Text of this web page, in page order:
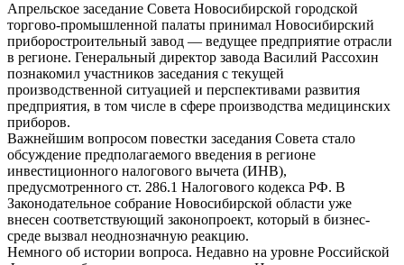
Апрельское заседание Совета Новосибирской городской
торгово-промышленной палаты принимал Новосибирский
приборостроительный завод — ведущее предприятие отрасли
в регионе. Генеральный директор завода Василий Рассохин
познакомил участников заседания с текущей
производственной ситуацией и перспективами развития
предприятия, в том числе в сфере производства медицинских
приборов.
Важнейшим вопросом повестки заседания Совета стало
обсуждение предполагаемого введения в регионе
инвестиционного налогового вычета (ИНВ),
предусмотренного ст. 286.1 Налогового кодекса РФ. В
Законодательное собрание Новосибирской области уже
внесен соответствующий законопроект, который в бизнес-
среде вызвал неоднозначную реакцию.
Немного об истории вопроса. Недавно на уровне Российской